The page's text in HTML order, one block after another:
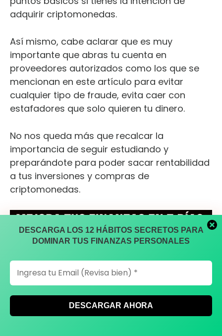
adquirir criptomonedas.
Así mismo, cabe aclarar que es muy
importante que abras tu cuenta en
proveedores autorizados como los que se
mencionan en este artículo para evitar
cualquier tipo de fraude, evita caer con
estafadores que solo quieren tu dinero.
No nos queda más que recalcar la
importancia de seguir estudiando y
preparándote para poder sacar rentabilidad
a tus inversiones y compras de
criptomonedas.
DESCARGA LOS 12 HÁBITOS SECRETOS PARA
DOMINAR TUS FINANZAS PERSONALES
DESCARGA LOS 12 HÁBITOS SECRETOS PARA
DOMINAR TUS FINANZAS PERSONALES